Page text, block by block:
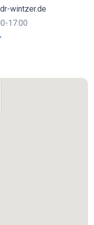
wintzer.de
17:00